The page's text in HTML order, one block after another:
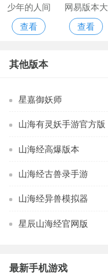
少年的人间
奇遇手游全
查看
网易版本大
话西游手游
查看
其他版本
星嘉御妖师
山海有灵妖手游官方版
山海经高爆版本
山海经古兽录手游
山海经异兽模拟器
星辰山海经官网版
最新手机游戏